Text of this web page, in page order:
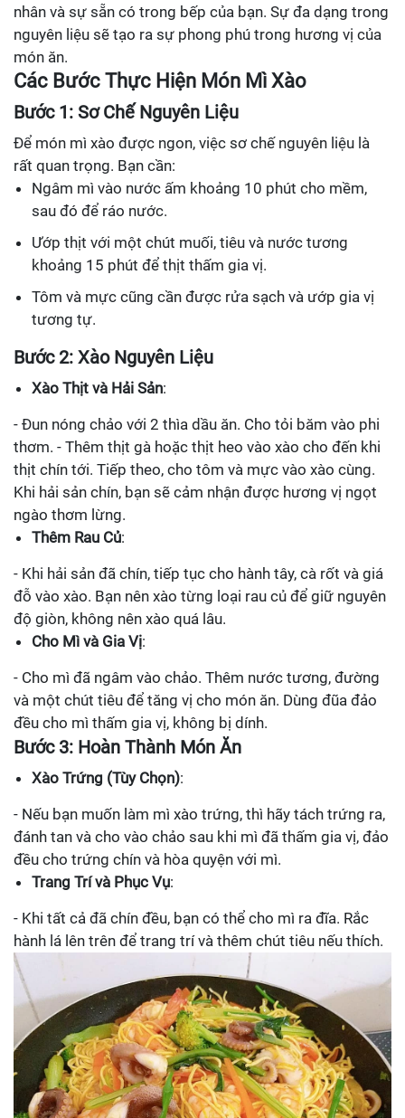
nhân và sự sẵn có trong bếp của bạn. Sự đa dạng trong
nguyên liệu sẽ tạo ra sự phong phú trong hương vị của
món ăn.
Các Bước Thực Hiện Món Mì Xào
Bước 1: Sơ Chế Nguyên Liệu
Để món mì xào được ngon, việc sơ chế nguyên liệu là
rất quan trọng. Bạn cần:
Ngâm mì vào nước ấm khoảng 10 phút cho mềm,
sau đó để ráo nước.
Ướp thịt với một chút muối, tiêu và nước tương
khoảng 15 phút để thịt thấm gia vị.
Tôm và mực cũng cần được rửa sạch và ướp gia vị
tương tự.
Bước 2: Xào Nguyên Liệu
Xào Thịt và Hải Sản:
- Đun nóng chảo với 2 thìa dầu ăn. Cho tỏi băm vào phi
thơm. - Thêm thịt gà hoặc thịt heo vào xào cho đến khi
thịt chín tới. Tiếp theo, cho tôm và mực vào xào cùng.
Khi hải sản chín, bạn sẽ cảm nhận được hương vị ngọt
ngào thơm lừng.
Thêm Rau Củ:
- Khi hải sản đã chín, tiếp tục cho hành tây, cà rốt và giá
đỗ vào xào. Bạn nên xào từng loại rau củ để giữ nguyên
độ giòn, không nên xào quá lâu.
Cho Mì và Gia Vị:
- Cho mì đã ngâm vào chảo. Thêm nước tương, đường
và một chút tiêu để tăng vị cho món ăn. Dùng đũa đảo
đều cho mì thấm gia vị, không bị dính.
Bước 3: Hoàn Thành Món Ăn
Xào Trứng (Tùy Chọn):
- Nếu bạn muốn làm mì xào trứng, thì hãy tách trứng ra,
đánh tan và cho vào chảo sau khi mì đã thấm gia vị, đảo
đều cho trứng chín và hòa quyện với mì.
Trang Trí và Phục Vụ:
- Khi tất cả đã chín đều, bạn có thể cho mì ra đĩa. Rắc
hành lá lên trên để trang trí và thêm chút tiêu nếu thích.